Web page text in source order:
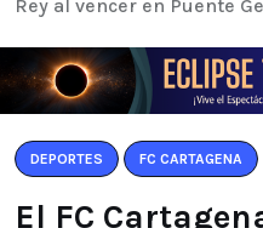
Rey al vencer en Puente
DEPORTES FC CARTAGENA
El FC